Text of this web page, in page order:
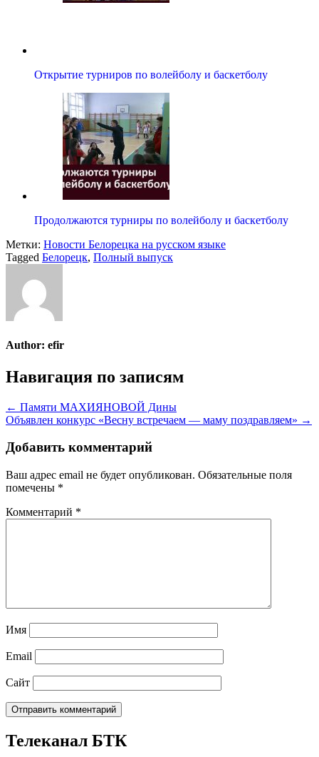
Открытие турниров по волейболу и баскетболу
Продолжаются турниры по волейболу и баскетболу
Метки: Новости Белорецка на русском языке
Tagged Белорецк, Полный выпуск
Author: efir
Навигация по записям
← Памяти МАХИЯНОВОЙ Дины
Объявлен конкурс «Весну встречаем — маму поздравляем» →
Добавить комментарий
Ваш адрес email не будет опубликован. Обязательные поля
помечены *
Комментарий *
Имя
Email
Сайт
Телеканал БТК